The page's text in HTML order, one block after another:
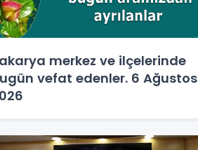
merkez ve ilçelerinde
vefat edenler. 6 Ağustos